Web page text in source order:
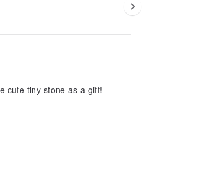
cute tiny stone as a gift!